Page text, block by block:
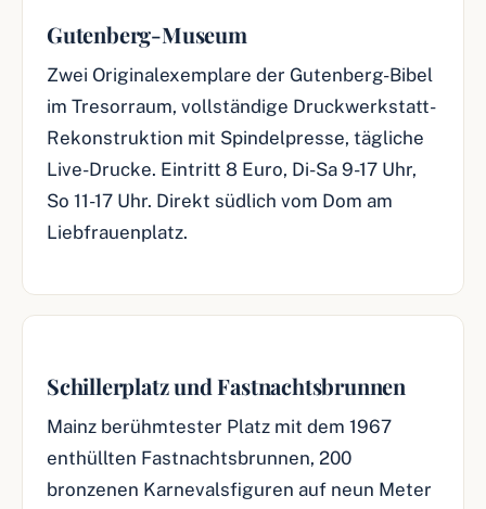
Gutenberg-Museum
Zwei Originalexemplare der Gutenberg-Bibel
im Tresorraum, vollständige Druckwerkstatt-
Rekonstruktion mit Spindelpresse, tägliche
Live-Drucke. Eintritt 8 Euro, Di-Sa 9-17 Uhr,
So 11-17 Uhr. Direkt südlich vom Dom am
Liebfrauenplatz.
Schillerplatz und Fastnachtsbrunnen
Mainz berühmtester Platz mit dem 1967
enthüllten Fastnachtsbrunnen, 200
bronzenen Karnevalsfiguren auf neun Meter